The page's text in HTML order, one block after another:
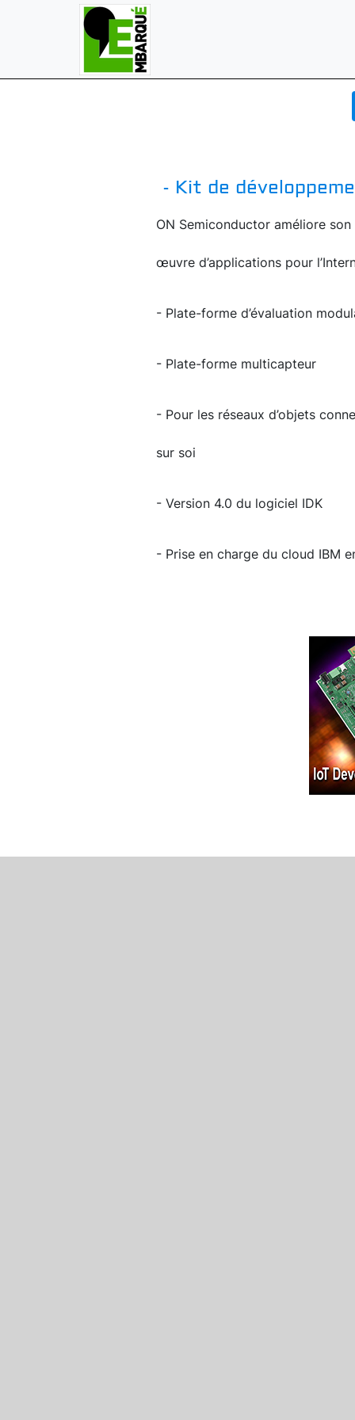
- Kit de
ON Semiconductor améliore
œuvre d’applications pour
- Plate-forme d’évaluation
- Plate-forme multicapteur
- Pour les réseaux d’objets
sur soi
- Version 4.0 du logiciel IDK
- Prise en charge du cloud IBM